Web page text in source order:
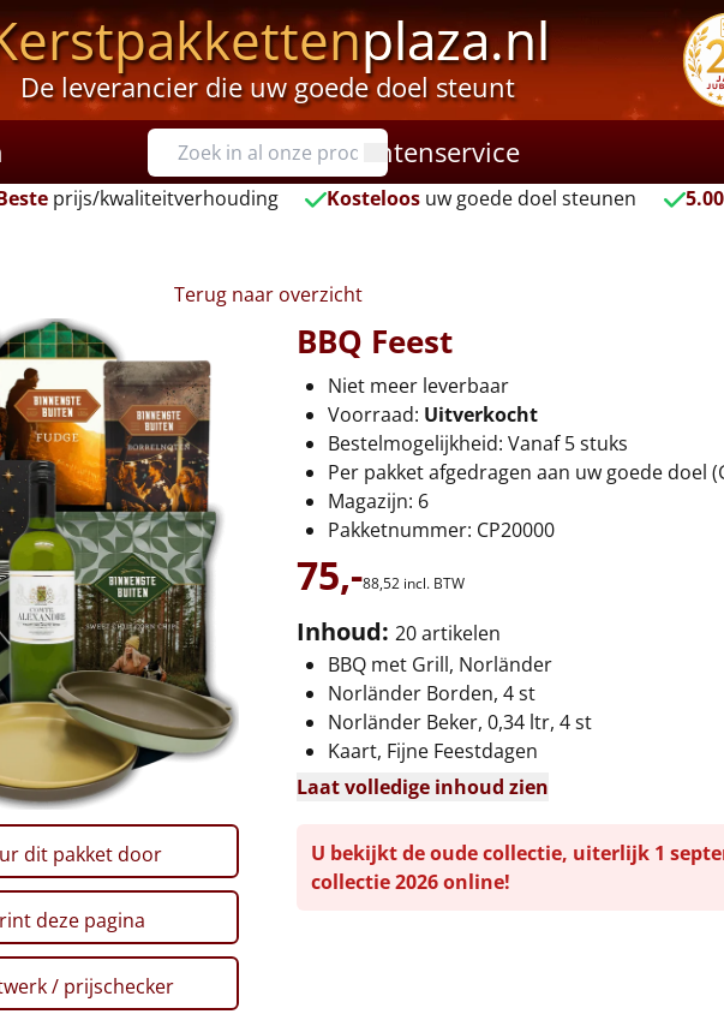
plaza.nl
De leverancier die uw goede doel steunt
Klantenservice
prijs/kwaliteitverhouding Kosteloos uw goede doel steunen
Terug naar overzicht
BBQ Feest
Niet meer leverbaar
Voorraad: Uitverkocht
Bestelmogelijkheid: Vanaf 5 stuks
Per pakket afgedragen aan uw goede doel
Magazijn: 6
Pakketnummer: CP20000
75,-88,52 incl. BTW
Inhoud: 20 artikelen
BBQ met Grill, Norländer
Norländer Borden, 4 st
Norländer Beker, 0,34 ltr, 4 st
Kaart, Fijne Feestdagen
Laat volledige inhoud zien
dit pakket door
deze pagina
/ prijschecker
U bekijkt de oude collectie, uiterlijk 1
collectie 2026 online!